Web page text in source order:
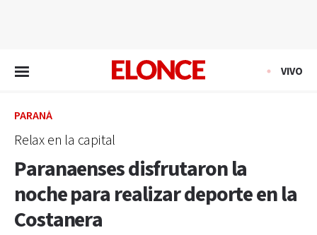
VIVO
PARANÁ
Relax en la capital
Paranaenses disfrutaron la
noche para realizar deporte en la
Costanera